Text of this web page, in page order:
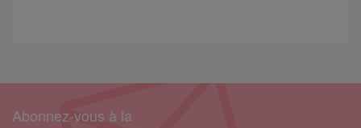
Abonnez-vous à la